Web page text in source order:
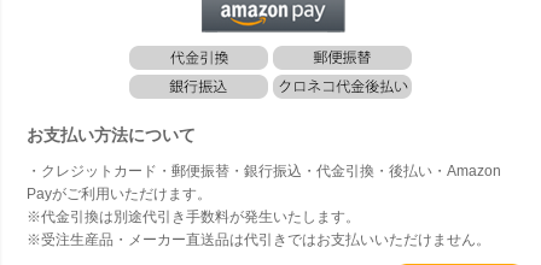
お支払い方法について
・クレジットカード・郵便振替・銀行振込・代金引換・後払い・Amazon
Payがご利用いただけます。
※代金引換は別途代引き手数料が発生いたします。
※受注生産品・メーカー直送品は代引きではお支払いいただけません。